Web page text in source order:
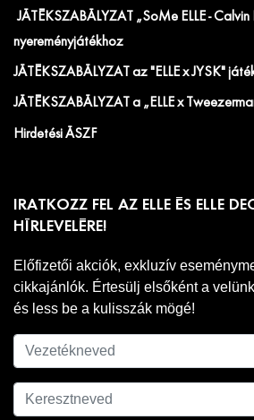
JÁTÉKSZABÁLYZAT „SoMe ELLE - Calvin
nyereményjátékhoz
JÁTÉKSZABÁLYZAT az "ELLE x JYSK"
JÁTÉKSZABÁLYZAT a „ELLE x
Hirdetési ÁSZF
IRATKOZZ FEL AZ ELLE ÉS ELLE
HÍRLEVELÉRE!
Előfizetői akciók, exkluzív
cikkajánlók. Értesülj elsőként a
és less be a kulisszák mögé!